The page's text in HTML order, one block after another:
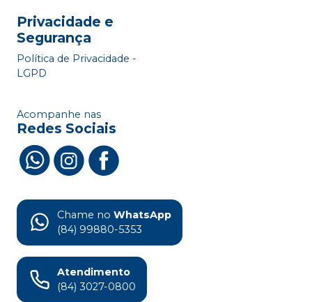
Privacidade e
Segurança
Política de Privacidade -
LGPD
Acompanhe nas
Redes Sociais
Chame no WhatsApp
(84) 99880-5353
Atendimento
(84) 3027-0800